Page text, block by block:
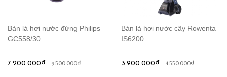
Bàn là hơi nước đứng Philips
GC558/30
7.200.000₫ 9.500.000₫
Bàn là hơi nước cây Rowenta
IS6200
3.900.000₫ 4.550.000₫